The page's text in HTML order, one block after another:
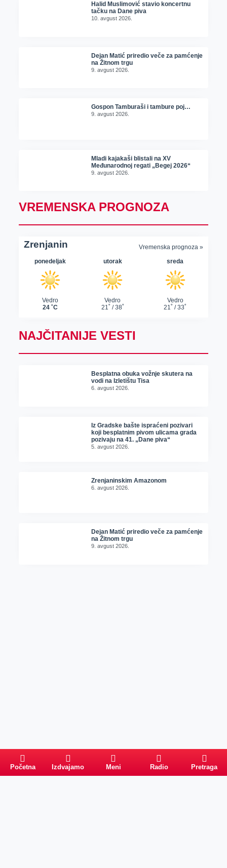
Halid Muslimović stavio koncertnu
tačku na Dane piva
10. avgust 2026.
Dejan Matić priredio veče za pamćenje
na Žitnom trgu
9. avgust 2026.
Gospon Tamburaši i tambure poj…
9. avgust 2026.
Mladi kajakaši blistali na XV
Međunarodnoj regati „Begej 2026“
9. avgust 2026.
VREMENSKA PROGNOZA
NAJČITANIJE VESTI
Besplatna obuka vožnje skutera na
vodi na Izletištu Tisa
6. avgust 2026.
Iz Gradske bašte ispraćeni pozivari
koji besplatnim pivom ulicama grada
pozivaju na 41. „Dane piva“
5. avgust 2026.
Zrenjaninskim Amazonom
6. avgust 2026.
Dejan Matić priredio veče za pamćenje
na Žitnom trgu
9. avgust 2026.
Početna Izdvajamo Meni Radio Pretraga